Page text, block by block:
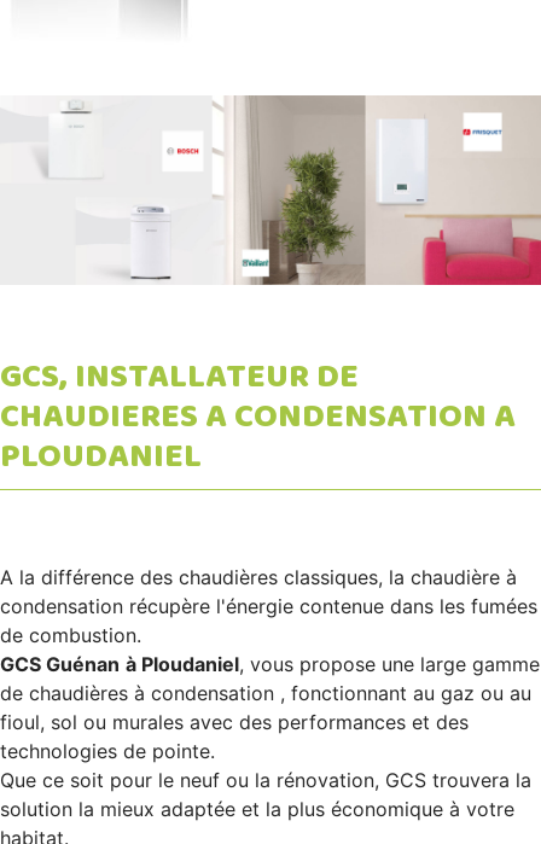
GCS, INSTALLATEUR DE
CHAUDIERES A CONDENSATION A
PLOUDANIEL
A la différence des chaudières classiques, la chaudière à
condensation récupère l'énergie contenue dans les fumées
de combustion.
GCS Guénan à Ploudaniel, vous propose une large gamme
de chaudières à condensation , fonctionnant au gaz ou au
fioul, sol ou murales avec des performances et des
technologies de pointe.
Que ce soit pour le neuf ou la rénovation, GCS trouvera la
solution la mieux adaptée et la plus économique à votre
habitat.